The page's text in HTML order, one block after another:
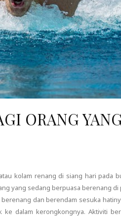
ORANG
kolam renang di siang hari pada
yang sedang berpuasa berenang
dan berendam sesuka
dalam kerongkongnya. Aktiviti